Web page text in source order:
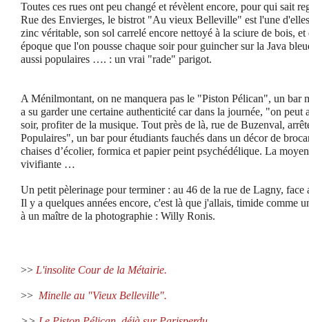
Toutes ces rues ont peu changé et révèlent encore, pour qui sait
Rue des Envierges, le bistrot "Au vieux Belleville" est l'une
zinc véritable, son sol carrelé encore nettoyé à la sciure de bois, et
époque que l'on pousse chaque soir pour guincher sur la Java
aussi populaires …. : un vrai "rade" parigot.
A Ménilmontant, on ne manquera pas le "Piston Pélican", un bar
a su garder une certaine authenticité car dans la journée, "on peut
soir, profiter de la musique. Tout près de là, rue de Buzenval,
Populaires", un bar pour étudiants fauchés dans un décor de
chaises d’écolier, formica et papier peint psychédélique. La
vivifiante …
Un petit pèlerinage pour terminer : au 46 de la rue de Lagny, face
Il y a quelques années encore, c'est là que j'allais, timide comme
à un maître de la photographie : Willy Ronis.
>> L'insolite Cour de la Métairie.
>> Minelle au "Vieux Belleville".